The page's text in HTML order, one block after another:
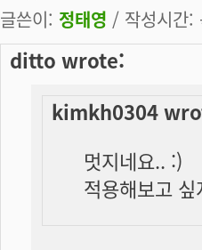
글쓴이: 정태영 / 작성시간
ditto wrote:
kimkh0304
멋지네요.. :)
적용해보고